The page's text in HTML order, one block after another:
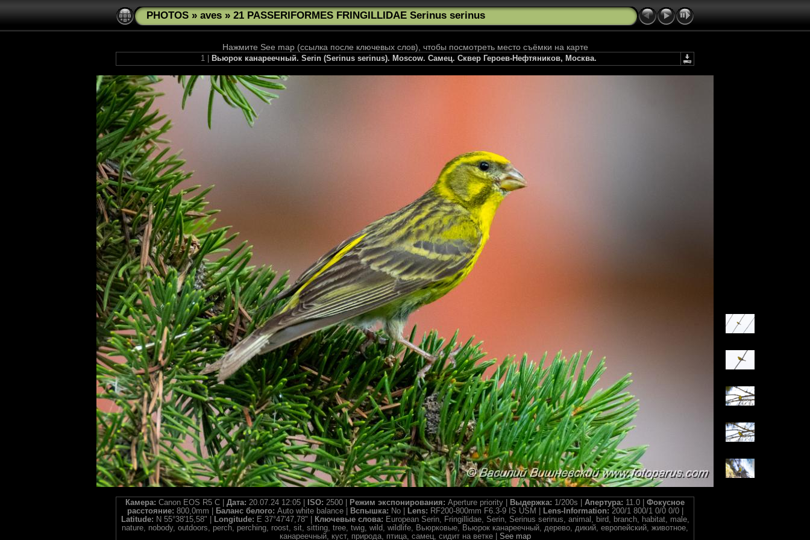
PHOTOS » aves » 21 PASSERIFORMES FRINGILLIDAE Serinus serinus
Нажмите See map (ссылка после ключевых слов), чтобы посмотреть место съёмки на карте
1 | Вьюрок канареечный. Serin (Serinus serinus). Moscow. Самец. Сквер Героев-Нефтяников, Москва.
Камера: Canon EOS R5 C | Дата: 20.07.24 12:05 | ISO: 2500 | Режим экспонирования: Aperture priority | Выдержка: 1/200s | Апертура: 11.0 | Фокусное
расстояние: 800,0mm | Баланс белого: Auto white balance | Вспышка: No | Lens: RF200-800mm F6.3-9 IS USM | Lens-Information: 200/1 800/1 0/0 0/0 |
Latitude: N 55°38'15,58" | Longitude: E 37°47'47,78" | Ключевые слова: European Serin, Fringillidae, Serin, Serinus serinus, animal, bird, branch, habitat, male,
nature, nobody, outdoors, perch, perching, roost, sit, sitting, tree, twig, wild, wildlife, Вьюрковые, Вьюрок канареечный, дерево, дикий, европейский, животное,
канареечный, куст, природа, птица, самец, сидит на ветке | See map